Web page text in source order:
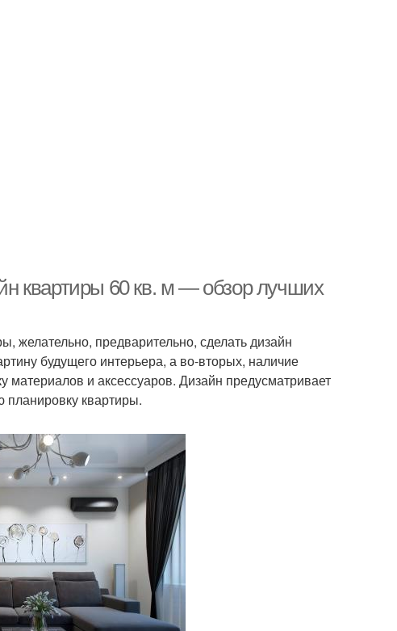
квартиры 60 кв. м — обзор лучших
желательно, предварительно, сделать дизайн
будущего интерьера, а во-вторых, наличие
материалов и аксессуаров. Дизайн предусматривает
планировку квартиры.